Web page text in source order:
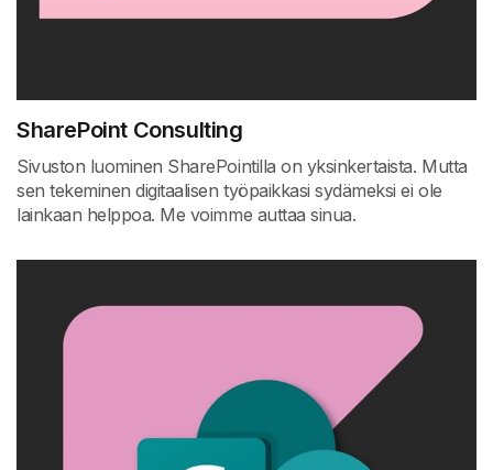
SharePoint Consulting
Sivuston luominen SharePointilla on yksinkertaista. Mutta
sen tekeminen digitaalisen työpaikkasi sydämeksi ei ole
lainkaan helppoa. Me voimme auttaa sinua.